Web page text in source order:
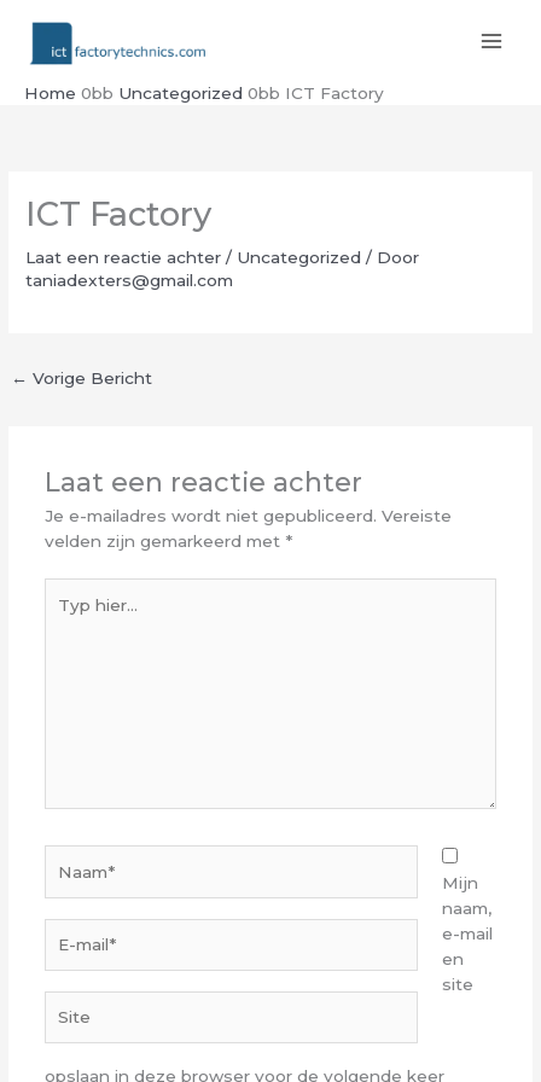
inhoud
Home Uncategorized ICT Factory
ICT Factory
Laat een reactie achter / Uncategorized / Door
taniadexters@gmail.com
← Vorige Bericht
Laat een reactie achter
Je e-mailadres wordt niet gepubliceerd. Vereiste
velden zijn gemarkeerd met *
hier...
mail*
Mijn
naam,
e-mail
en
site
opslaan in deze browser voor de volgende keer